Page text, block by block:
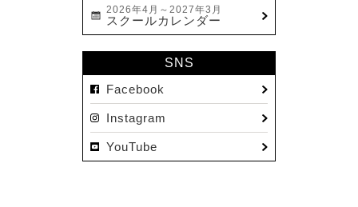
2023.04(15)
2022.11(16)
2026年4月～2027年3月
スクールカレンダー
SNS
Facebook
Instagram
YouTube